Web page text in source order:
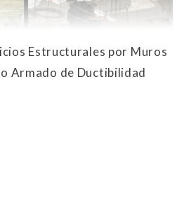
Estructurales por Muros
Armado de Ductibilidad